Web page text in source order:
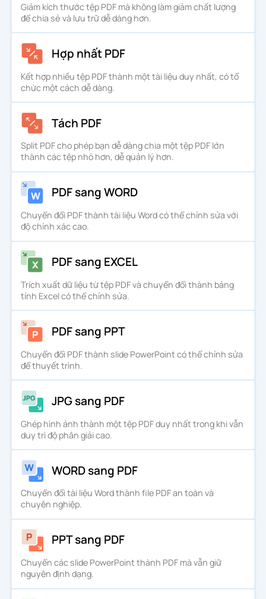
PDF sang PPT
PDF sang JPG
EXCEL sang PDF
PPT sang PDF
JPG sang PDF
EPUB sang PDF
WORD sang JPG
EXCEL sang JPG
PPT sang JPG
PDF sang JPG
Đăng nhập
Giảm kích thước tệp PDF mà không làm giảm chất lượng
để chia sẻ và lưu trữ dễ dàng hơn.
Hợp nhất PDF
Kết hợp nhiều tệp PDF thành một tài liệu duy nhất, có tổ
chức một cách dễ dàng.
Tách PDF
Split PDF cho phép bạn dễ dàng chia một tệp PDF lớn
thành các tệp nhỏ hơn, dễ quản lý hơn.
PDF sang WORD
Chuyển đổi PDF thành tài liệu Word có thể chỉnh sửa với
độ chính xác cao.
PDF sang EXCEL
Trích xuất dữ liệu từ tệp PDF và chuyển đổi thành bảng
tính Excel có thể chỉnh sửa.
PDF sang PPT
Chuyển đổi PDF thành slide PowerPoint có thể chỉnh sửa
để thuyết trình.
JPG sang PDF
Ghép hình ảnh thành một tệp PDF duy nhất trong khi vẫn
duy trì độ phân giải cao.
WORD sang PDF
Chuyển đổi tài liệu Word thành file PDF an toàn và
chuyên nghiệp.
PPT sang PDF
Chuyển các slide PowerPoint thành PDF mà vẫn giữ
nguyên định dạng.